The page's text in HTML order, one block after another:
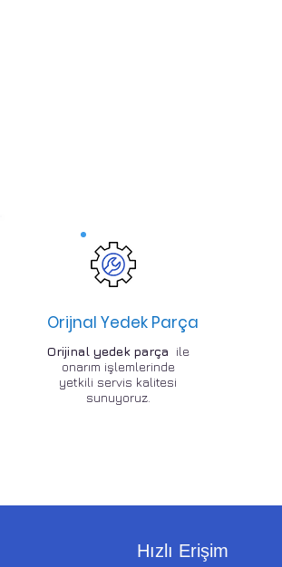
Orijnal Yedek Parça
Orijinal yedek parça ile
onarım işlemlerinde
yetkili servis kalitesi
sunuyoruz.
Hızlı Erişim